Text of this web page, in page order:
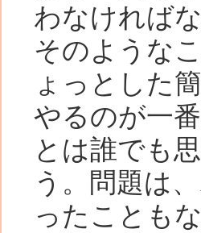
わなければ
そのような
ょっとした
やるのが一
とは誰でも
う。問題は
ったことも